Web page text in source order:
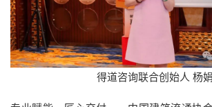
得道咨询联合创始人 杨娟